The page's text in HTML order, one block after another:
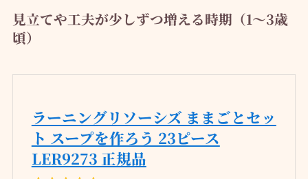
見立てや工夫が少しずつ増える時期（1〜3歳
頃）
ラーニングリソーシズ ままごとセッ
ト スープを作ろう 23ピース
LER9273 正規品